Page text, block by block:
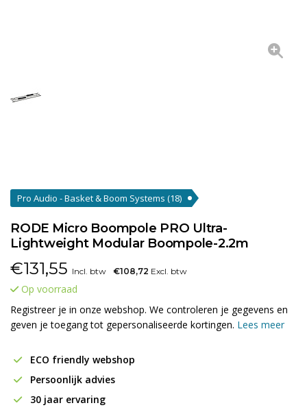
Pro Audio - Basket & Boom Systems (18)
RODE Micro Boompole PRO Ultra-
Lightweight Modular Boompole-2.2m
€131,55 Incl. btw €108,72 Excl. btw
Op voorraad
Registreer je in onze webshop. We controleren je gegevens en
geven je toegang tot gepersonaliseerde kortingen. Lees meer
ECO friendly webshop
Persoonlijk advies
30 jaar ervaring